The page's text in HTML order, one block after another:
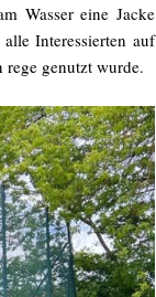
Wasser eine Jacke
Interessierten auf
rege genutzt wurde.